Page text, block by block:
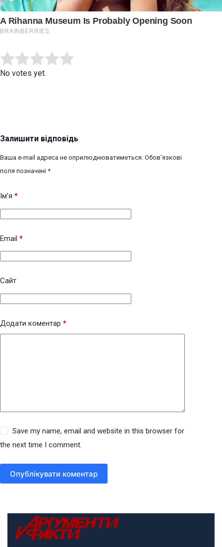
Rate this item:
No votes yet.
Залишити відповідь
Ваша e-mail адреса не оприлюднюватиметься. Обов’язкові
поля позначені *
Ім’я *
Email *
Сайт
Додати коментар *
Save my name, email and website in this browser for
the next time I comment.
Опублікувати коментар